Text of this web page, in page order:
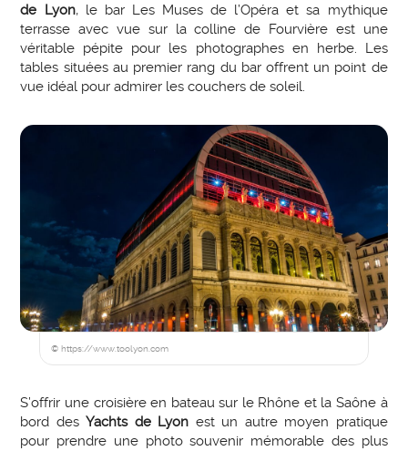
de Lyon, le bar Les Muses de l’Opéra et sa mythique
terrasse avec vue sur la colline de Fourvière est une
véritable pépite pour les photographes en herbe. Les
tables situées au premier rang du bar offrent un point de
vue idéal pour admirer les couchers de soleil.
© https://www.toolyon.com
S’offrir une croisière en bateau sur le Rhône et la Saône à
bord desYachts de Lyon est un autre moyen pratique
pour prendre une photo souvenir mémorable des plus